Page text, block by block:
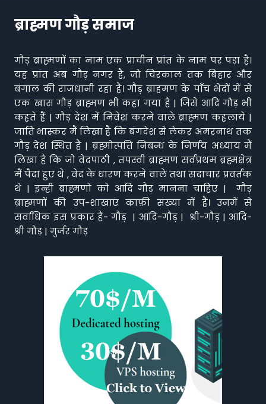
ब्राह्मण गौड़ समाज
गौड़ ब्राह्मणों का नाम एक प्राचीन प्रांत के नाम पर पड़ा है।
यह प्रांत अब गौड़ नगर है, जो चिरकाल तक बिहार और
बंगाल की राजधानी रहा है। गौड़ ब्राहमण के पाँच भेदों में से
एक खास गौड़ ब्राह्मण भी कहा गया है | जिसे आदि गौड़ भी
कहते हैं | गौड़ देश में निवेश करने वाले ब्राह्मण कहलाये |
जाति भास्कर मैं लिखा है कि बंगदेश से लेकर अमरनाथ तक
गौड़ देश स्थित है | ब्रह्मोत्पत्ति निबन्ध के निर्णय अध्याय मैं
लिखा है कि जो वेदपाठी , तपस्वी ब्राह्मण सर्वप्रथम ब्रह्मक्षेत्र
मैं पैदा हुए थे , वेद के धारण करने वाले तथा सदाचार प्रवर्तक
थे | इन्ही ब्राह्मणो को आदि गौड़ मानना चाहिए | गौड़
ब्राह्मणों की उप-शाखाएं काफ़ी संख्या में हैं। उनमें से
सर्वाधिक इस प्रकार हैं- गौड़ | आदि-गौड़ | श्री-गौड़ | आदि-
श्री गौड़ | गुर्जर गौड़